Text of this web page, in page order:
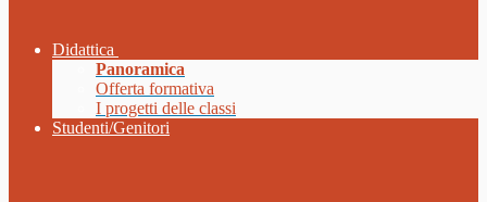
Didattica
Panoramica
Offerta formativa
I progetti delle classi
Studenti/Genitori